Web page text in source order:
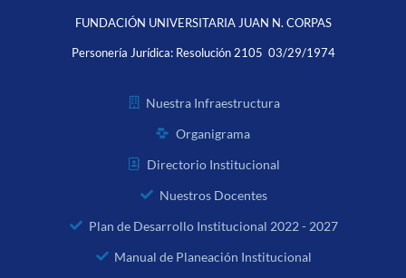
FUNDACIÓN UNIVERSITARIA JUAN N. CORPAS
Personería Jurídica: Resolución 2105 03/29/1974
Nuestra Infraestructura
Organigrama
Directorio Institucional
Nuestros Docentes
Plan de Desarrollo Institucional 2022 - 2027
Manual de Planeación Institucional